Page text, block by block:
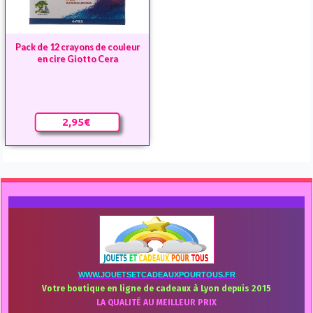
Pack de 12 crayons de couleur
en cire Giotto Cera
2,95€
WWW.JOUETSETCADEAUXPOURTOUS.FR
Votre boutique en ligne de cadeaux à Lyon depuis 2015
LA QUALITÉ AU MEILLEUR PRIX